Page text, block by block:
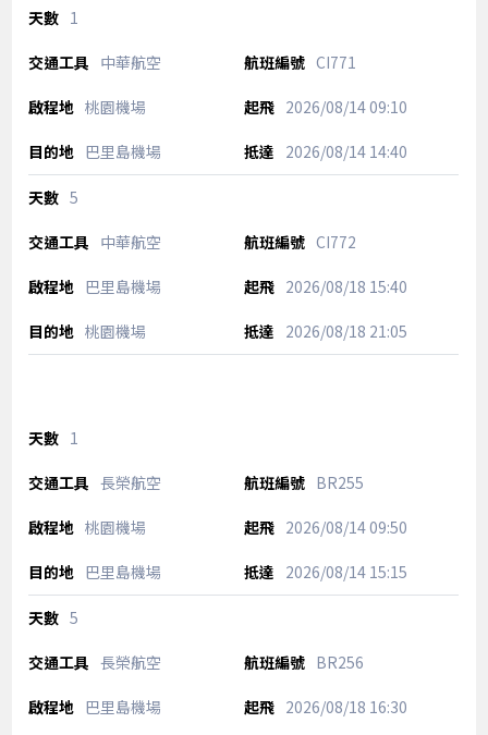
1
中華航空 CI771
桃園機場 2026/08/1409:10
巴里島機場 2026/08/1414:40
5
中華航空 CI772
巴里島機場 2026/08/18 15:40
桃園機場 2026/08/18 21:05
1
長榮航空 BR255
桃園機場 2026/08/1409:50
巴里島機場 2026/08/1415:15
5
長榮航空 BR256
巴里島機場 2026/08/18 16:30